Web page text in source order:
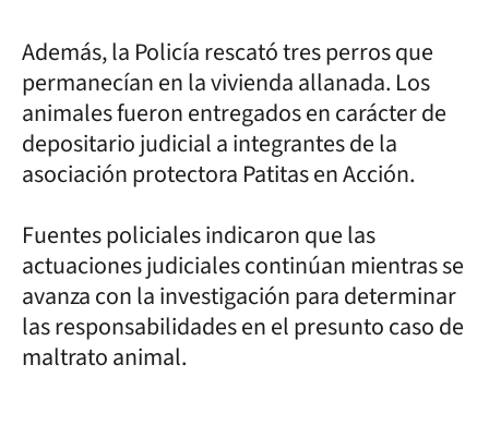
Además, la Policía rescató tres perros que
permanecían en la vivienda allanada. Los
animales fueron entregados en carácter de
depositario judicial a integrantes de la
asociación protectora Patitas en Acción.
Fuentes policiales indicaron que las
actuaciones judiciales continúan mientras se
avanza con la investigación para determinar
las responsabilidades en el presunto caso de
maltrato animal.